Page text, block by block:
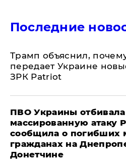
Последние
Трамп объяснил,
передает Украине
ЗРК Patriot
ПВО Украины отбивала
массированную атаку
сообщила о погибших
гражданах на
Донетчине